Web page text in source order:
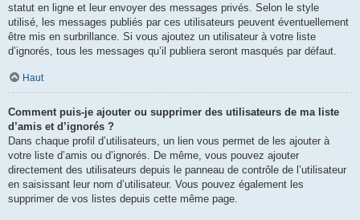
statut en ligne et leur envoyer des messages privés. Selon le style
utilisé, les messages publiés par ces utilisateurs peuvent éventuellement
être mis en surbrillance. Si vous ajoutez un utilisateur à votre liste
d’ignorés, tous les messages qu’il publiera seront masqués par défaut.
Haut
Comment puis-je ajouter ou supprimer des utilisateurs de ma liste
d’amis et d’ignorés ?
Dans chaque profil d’utilisateurs, un lien vous permet de les ajouter à
votre liste d’amis ou d’ignorés. De même, vous pouvez ajouter
directement des utilisateurs depuis le panneau de contrôle de l’utilisateur
en saisissant leur nom d’utilisateur. Vous pouvez également les
supprimer de vos listes depuis cette même page.